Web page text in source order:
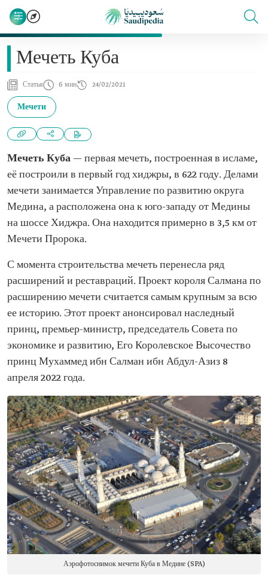
Мечеть Куба
Статья 6 мин 24/02/2021
Мечети
Мечеть Куба — первая мечеть, построенная в исламе,
её построили в первый год хиджры, в 622 году. Делами
мечети занимается Управление по развитию округа
Медина, а расположена она к юго-западу от Медины
на шоссе Хиджра. Она находится примерно в 3,5 км от
Мечети Пророка.
С момента строительства мечеть перенесла ряд
расширений и реставраций. Проект короля Салмана по
расширению мечети считается самым крупным за всю
ее историю. Этот проект анонсировал наследный
принц, премьер-министр, председатель Совета по
экономике и развитию, Его Королевское Высочество
принц Мухаммед ибн Салман ибн Абдул-Азиз 8
апреля 2022 года.
Аэрофотоснимок мечети Куба в Медине (SPA)